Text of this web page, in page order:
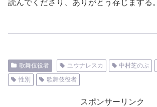
読んでくださり、ありがとう存じまする。
歌舞伎役者 ユウナレスカ 中村芝のぶ
性別
歌舞伎役者
スポンサーリンク